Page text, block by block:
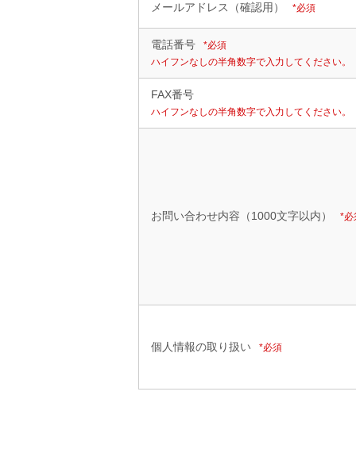
メールアドレス（確認用） *必須
電話番号
*必須
ハイフンなしの半角数字で入力してください。
FAX番号
ハイフンなしの半角数字で入力してください。
お問い合わせ内容（1000文字以内） *必
個人情報の取り扱い *必須